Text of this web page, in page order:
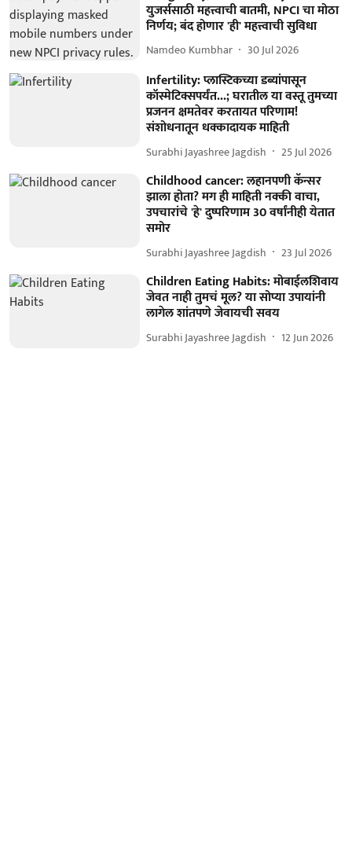
युजर्ससाठी महत्त्वाची बातमी, NPCI चा मोठा
निर्णय; बंद होणार 'ही' महत्त्वाची सुविधा
Namdeo Kumbhar 30 Jul 2026
Infertility: प्लास्टिकच्या डब्यांपासून
कॉस्मेटिक्सपर्यंत...; घरातील या वस्तू तुमच्या
प्रजनन क्षमतेवर करतायत परिणाम!
संशोधनातून धक्कादायक माहिती
Surabhi Jayashree Jagdish 25 Jul 2026
Childhood cancer: लहानपणी कॅन्सर
झाला होता? मग ही माहिती नक्की वाचा,
उपचारांचे 'हे' दुष्परिणाम 30 वर्षांनीही येतात
समोर
Surabhi Jayashree Jagdish 23 Jul 2026
Children Eating Habits: मोबाईलशिवाय
जेवत नाही तुमचं मूल? या सोप्या उपायांनी
लागेल शांतपणे जेवायची सवय
Surabhi Jayashree Jagdish 12 Jun 2026